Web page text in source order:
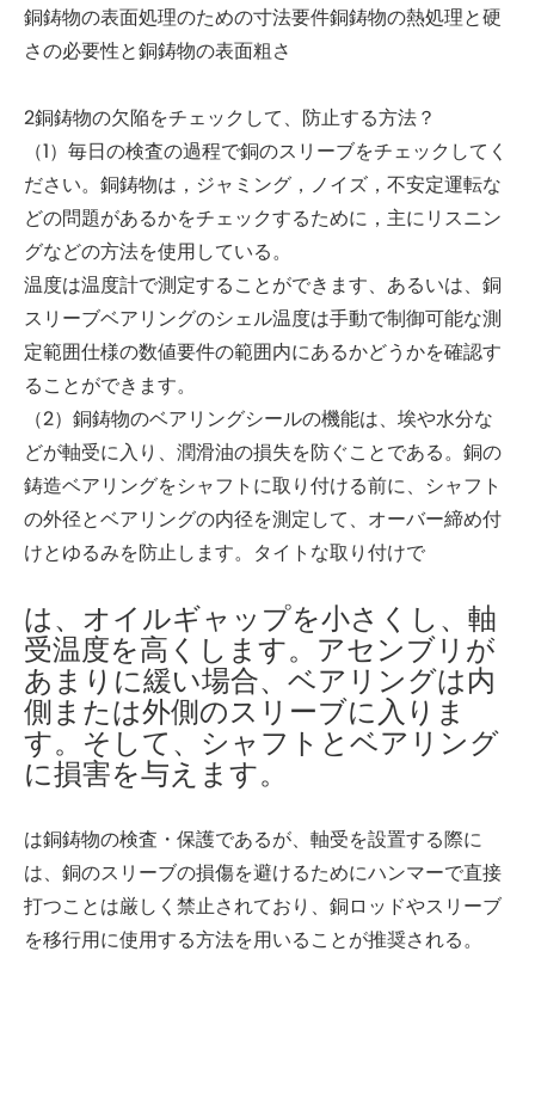
銅鋳物の表面処理のための寸法要件銅鋳物の熱処理と硬
さの必要性と銅鋳物の表面粗さ
2銅鋳物の欠陥をチェックして、防止する方法？
（1）毎日の検査の過程で銅のスリーブをチェックしてく
ださい。銅鋳物は，ジャミング，ノイズ，不安定運転な
どの問題があるかをチェックするために，主にリスニン
グなどの方法を使用している。
温度は温度計で測定することができます、あるいは、銅
スリーブベアリングのシェル温度は手動で制御可能な測
定範囲仕様の数値要件の範囲内にあるかどうかを確認す
ることができます。
（2）銅鋳物のベアリングシールの機能は、埃や水分な
どが軸受に入り、潤滑油の損失を防ぐことである。銅の
鋳造ベアリングをシャフトに取り付ける前に、シャフト
の外径とベアリングの内径を測定して、オーバー締め付
けとゆるみを防止します。タイトな取り付けで
は、オイルギャップを小さくし、軸
受温度を高くします。アセンブリが
あまりに緩い場合、ベアリングは内
側または外側のスリーブに入りま
す。そして、シャフトとベアリング
に損害を与えます。
は銅鋳物の検査・保護であるが、軸受を設置する際に
は、銅のスリーブの損傷を避けるためにハンマーで直接
打つことは厳しく禁止されており、銅ロッドやスリーブ
を移行用に使用する方法を用いることが推奨される。